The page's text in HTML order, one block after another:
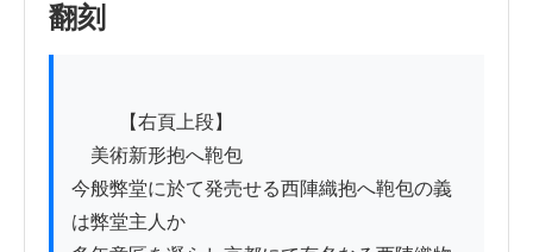
翻刻
美術新形抱へ鞄包
今般弊堂に於て発売せる西陣織抱へ鞄包の義
は弊堂主人か